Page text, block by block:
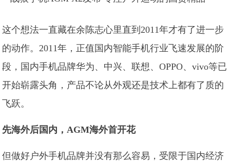
这个想法一直藏在余陈志心里直到2011年才有了进一步
的动作。2011年，正值国内智能手机行业飞速发展的阶
段，国内手机品牌华为、中兴、联想、OPPO、vivo等已
开始崭露头角，产品不论从外观还是技术上都有了质的
飞跃。
先海外后国内，AGM海外首开花
但做好户外手机品牌并没有那么容易，受限于国内经济